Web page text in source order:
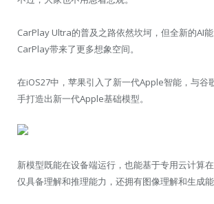
CarPlay Ultra的普及之路依然坎坷，但全新的AI
CarPlay带来了更多想象空间。
在iOS27中，苹果引入了新一代Apple智能，与谷
手打造出新一代Apple基础模型。
新模型既能在设备端运行，也能基于专用云计算
仅具备理解和推理能力，还拥有图像理解和生成能